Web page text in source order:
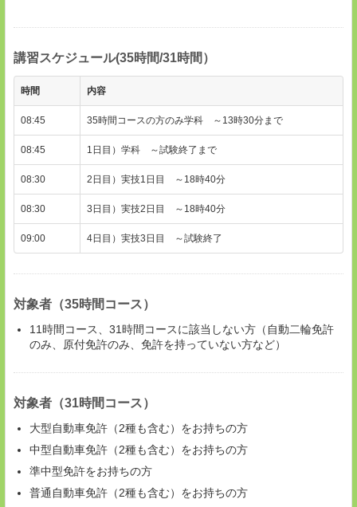
講習スケジュール(35時間/31時間）
時間 内容
08:45 35時間コースの方のみ学科 ～13時30分まで
08:45 1日目）学科 ～試験終了まで
08:30 2日目）実技1日目 ～18時40分
08:30 3日目）実技2日目 ～18時40分
09:00 4日目）実技3日目 ～試験終了
対象者（35時間コース）
11時間コース、31時間コースに該当しない方（自動二輪免許
のみ、原付免許のみ、免許を持っていない方など）
対象者（31時間コース）
大型自動車免許（2種も含む）をお持ちの方
中型自動車免許（2種も含む）をお持ちの方
準中型免許をお持ちの方
普通自動車免許（2種も含む）をお持ちの方